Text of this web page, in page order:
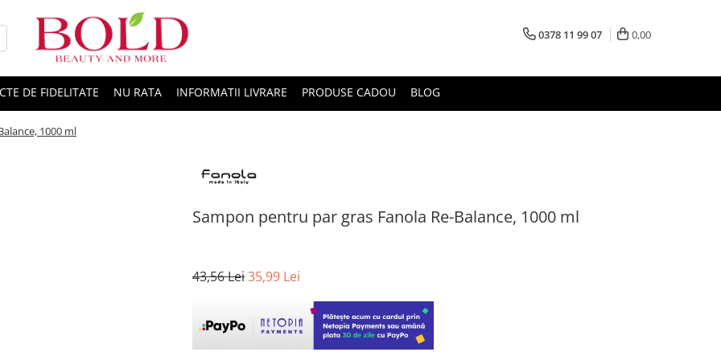
0378 11 99 07 0,00
DE FIDELITATE NU RATA INFORMATII LIVRARE PRODUSE CADOU BLOG
1000 ml
Sampon pentru par gras Fanola Re-Balance, 1000 ml
43,56 Lei35,99 Lei